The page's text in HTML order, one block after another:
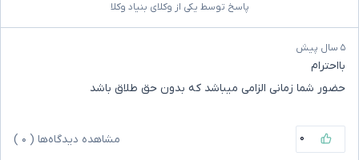
پاسخ توسط یکی از وکلای بنیاد وکلا
۵ سال پیش
بااحترام
حضور شما زمانی الزامی میباشد که بدون حق طلاق باشد
۰ مشاهده دیدگاه‌ها ( ۰